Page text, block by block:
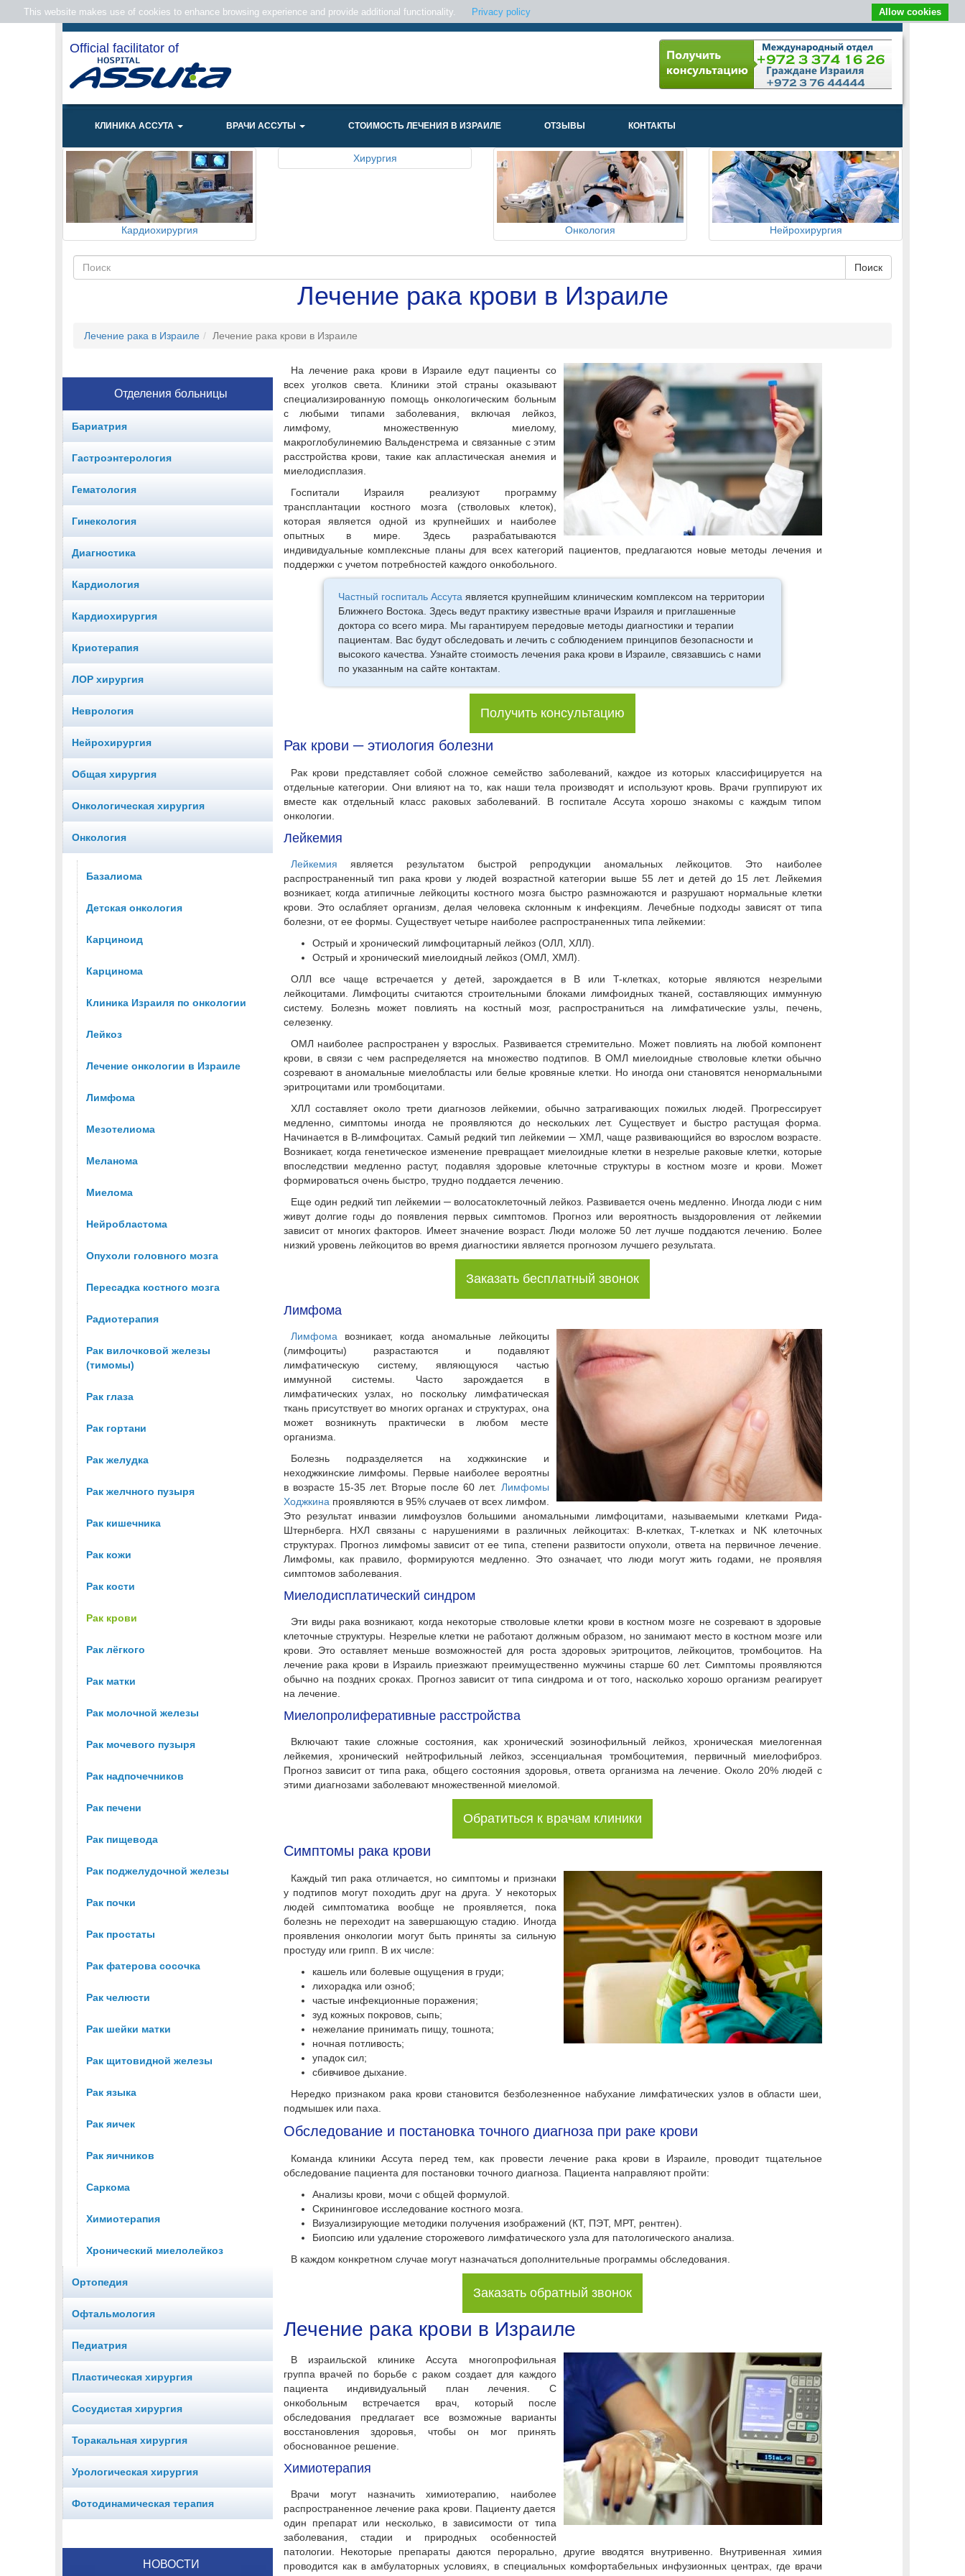
Official facilitator of
КЛИНИКА АССУТА ВРАЧИ АССУТЫ СТОИМОСТЬ ЛЕЧЕНИЯ В ИЗРАИЛЕ ОТЗЫВЫ КОНТАКТЫ
Кардиохирургия
Хирургия
Онкология Нейрохирургия
Лечение рака крови в Израиле
Лечение рака в Израиле Лечение рака крови в Израиле
Отделения больницы
Бариатрия
Гастроэнтерология
Гематология
Гинекология
Диагностика
Кардиология
Кардиохирургия
Криотерапия
ЛОР хирургия
Неврология
Нейрохирургия
Общая хирургия
Онкологическая хирургия
Онкология
Базалиома
Детская онкология
Карциноид
Карцинома
Клиника Израиля по онкологии
Лейкоз
Лечение онкологии в Израиле
Лимфома
Мезотелиома
Меланомa
Миелома
Нейробластома
Опухоли головного мозга
Пересадка костного мозга
Радиотерапия
Рак вилочковой железы
(тимомы)
Рак глаза
Рак гортани
Рак желудка
Рак желчного пузыря
Рак кишечника
Рак кожи
Рак кости
Рак крови
Рак лёгкого
Рак матки
Рак молочной железы
Рак мочевого пузыря
Рак надпочечников
Рак печени
Рак пищевода
Рак поджелудочной железы
Рак почки
Рак простаты
Рак фатерова сосочка
Рак челюсти
Рак шейки матки
Рак щитовидной железы
Рак языка
Рак яичек
Рак яичников
Саркома
Химиотерапия
Хронический миелолейкоз
Ортопедия
Офтальмология
Педиатрия
Пластическая хирургия
Сосудистая хирургия
Торакальная хирургия
Урологическая хирургия
Фотодинамическая терапия
НОВОСТИ
На лечение рака крови в Израиле едут пациенты со
всех уголков света. Клиники этой страны оказывают
специализированную помощь онкологическим больным
с любыми типами заболевания, включая лейкоз,
лимфому, множественную миелому,
макроглобулинемию Вальденстрема и связанные с этим
расстройства крови, такие как апластическая анемия и
миелодисплазия.
Госпитали Израиля реализуют программу
трансплантации костного мозга (стволовых клеток),
которая является одной из крупнейших и наиболее
опытных в мире. Здесь разрабатываются
индивидуальные комплексные планы для всех категорий пациентов, предлагаются новые методы лечения и
поддержки с учетом потребностей каждого онкобольного.
Частный госпиталь Ассутаявляется крупнейшим клиническим комплексом на территории
Ближнего Востока. Здесь ведут практику известные врачи Израиля и приглашенные
доктора со всего мира. Мы гарантируем передовые методы диагностики и терапии
пациентам. Вас будут обследовать и лечить с соблюдением принципов безопасности и
высокого качества. Узнайте стоимость лечения рака крови в Израиле, связавшись с нами
по указанным на сайте контактам.
Получить консультацию
Рак крови ─ этиология болезни
Рак крови представляет собой сложное семейство заболеваний, каждое из которых классифицируется на
отдельные категории. Они влияют на то, как наши тела производят и используют кровь. Врачи группируют их
вместе как отдельный класс раковых заболеваний. В госпитале Ассута хорошо знакомы с каждым типом
онкологии.
Лейкемия
Лейкемия является результатом быстрой репродукции аномальных лейкоцитов. Это наиболее
распространенный тип рака крови у людей возрастной категории выше 55 лет и детей до 15 лет. Лейкемия
возникает, когда атипичные лейкоциты костного мозга быстро размножаются и разрушают нормальные клетки
крови. Это ослабляет организм, делая человека склонным к инфекциям. Лечебные подходы зависят от типа
болезни, от ее формы. Существует четыре наиболее распространенных типа лейкемии:
Острый и хронический лимфоцитарный лейкоз (ОЛЛ, ХЛЛ).
Острый и хронический миелоидный лейкоз (ОМЛ, ХМЛ).
ОЛЛ все чаще встречается у детей, зарождается в B или T-клетках, которые являются незрелыми
лейкоцитами. Лимфоциты считаются строительными блоками лимфоидных тканей, составляющих иммунную
систему. Болезнь может повлиять на костный мозг, распространиться на лимфатические узлы, печень,
селезенку.
ОМЛ наиболее распространен у взрослых. Развивается стремительно. Может повлиять на любой компонент
крови, в связи с чем распределяется на множество подтипов. В ОМЛ миелоидные стволовые клетки обычно
созревают в аномальные миелобласты или белые кровяные клетки. Но иногда они становятся ненормальными
эритроцитами или тромбоцитами.
ХЛЛ составляет около трети диагнозов лейкемии, обычно затрагивающих пожилых людей. Прогрессирует
медленно, симптомы иногда не проявляются до нескольких лет. Существует и быстро растущая форма.
Начинается в B-лимфоцитах. Самый редкий тип лейкемии ─ ХМЛ, чаще развивающийся во взрослом возрасте.
Возникает, когда генетическое изменение превращает миелоидные клетки в незрелые раковые клетки, которые
впоследствии медленно растут, подавляя здоровые клеточные структуры в костном мозге и крови. Может
формироваться очень быстро, трудно поддается лечению.
Еще один редкий тип лейкемии ─ волосатоклеточный лейкоз. Развивается очень медленно. Иногда люди с ним
живут долгие годы до появления первых симптомов. Прогноз или вероятность выздоровления от лейкемии
зависит от многих факторов. Имеет значение возраст. Люди моложе 50 лет лучше поддаются лечению. Более
низкий уровень лейкоцитов во время диагностики является прогнозом лучшего результата.
Заказать бесплатный звонок
Лимфома
Лимфомавозникает, когда аномальные лейкоциты
(лимфоциты) разрастаются и подавляют
лимфатическую систему, являющуюся частью
иммунной системы. Часто зарождается в
лимфатических узлах, но поскольку лимфатическая
ткань присутствует во многих органах и структурах, она
может возникнуть практически в любом месте
организма.
Болезнь подразделяется на ходжкинские и
неходжкинские лимфомы. Первые наиболее вероятны
в возрасте 15-35 лет. Вторые после 60 лет. Лимфомы
Ходжкинапроявляются в 95% случаев от всех лимфом.
Это результат инвазии лимфоузлов большими аномальными лимфоцитами, называемыми клетками Рида-
Штернберга. НХЛ связаны с нарушениями в различных лейкоцитах: B-клетках, T-клетках и NK клеточных
структурах. Прогноз лимфомы зависит от ее типа, степени развитости опухоли, ответа на первичное лечение.
Лимфомы, как правило, формируются медленно. Это означает, что люди могут жить годами, не проявляя
симптомов заболевания.
Миелодисплатический синдром
Эти виды рака возникают, когда некоторые стволовые клетки крови в костном мозге не созревают в здоровые
клеточные структуры. Незрелые клетки не работают должным образом, но занимают место в костном мозге или
крови. Это оставляет меньше возможностей для роста здоровых эритроцитов, лейкоцитов, тромбоцитов. На
лечение рака крови в Израиль приезжают преимущественно мужчины старше 60 лет. Симптомы проявляются
обычно на поздних сроках. Прогноз зависит от типа синдрома и от того, насколько хорошо организм реагирует
на лечение.
Миелопролиферативные расстройства
Включают такие сложные состояния, как хронический эозинофильный лейкоз, хроническая миелогенная
лейкемия, хронический нейтрофильный лейкоз, эссенциальная тромбоцитемия, первичный миелофиброз.
Прогноз зависит от типа рака, общего состояния здоровья, ответа организма на лечение. Около 20% людей с
этими диагнозами заболевают множественной миеломой.
Обратиться к врачам клиники
Симптомы рака крови
Каждый тип рака отличается, но симптомы и признаки
у подтипов могут походить друг на друга. У некоторых
людей симптоматика вообще не проявляется, пока
болезнь не переходит на завершающую стадию. Иногда
проявления онкологии могут быть приняты за сильную
простуду или грипп. В их числе:
кашель или болевые ощущения в груди;
лихорадка или озноб;
частые инфекционные поражения;
зуд кожных покровов, сыпь;
нежелание принимать пищу, тошнота;
ночная потливость;
упадок сил;
сбивчивое дыхание.
Нередко признаком рака крови становится безболезненное набухание лимфатических узлов в области шеи,
подмышек или паха.
Обследование и постановка точного диагноза при раке крови
Команда клиники Ассута перед тем, как провести лечение рака крови в Израиле, проводит тщательное
обследование пациента для постановки точного диагноза. Пациента направляют пройти:
Анализы крови, мочи с общей формулой.
Скрининговое исследование костного мозга.
Визуализирующие методики получения изображений (КТ, ПЭТ, МРТ, рентген).
Биопсию или удаление сторожевого лимфатического узла для патологического анализа.
В каждом конкретном случае могут назначаться дополнительные программы обследования.
Заказать обратный звонок
Лечение рака крови в Израиле
В израильской клинике Ассута многопрофильная
группа врачей по борьбе с раком создает для каждого
пациента индивидуальный план лечения. С
онкобольным встречается врач, который после
обследования предлагает все возможные варианты
восстановления здоровья, чтобы он мог принять
обоснованное решение.
Химиотерапия
Врачи могут назначить химиотерапию, наиболее
распространенное лечение рака крови. Пациенту дается
один препарат или несколько, в зависимости от типа
заболевания, стадии и природных особенностей
патологии. Некоторые препараты даются перорально, другие вводятся внутривенно. Внутривенная химия
проводится как в амбулаторных условиях, в специальных комфортабельных инфузионных центрах, где врачи
This website makes use of cookies to enhance browsing experience and provide additional functionality. Privacy policy Allow cookies